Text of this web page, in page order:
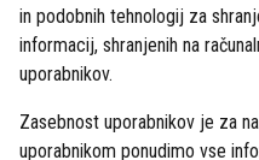
in podobnih tehnologij za
informacij, shranjenih na
uporabnikov.
Zasebnost uporabnikov je za
uporabnikom ponudimo vse